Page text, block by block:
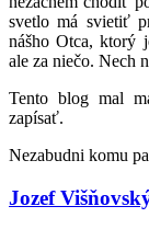
svetlo má svietiť
nášho Otca, ktorý
ale za niečo. Nech
Tento blog mal
zapísať.
Nezabudni komu
Jozef